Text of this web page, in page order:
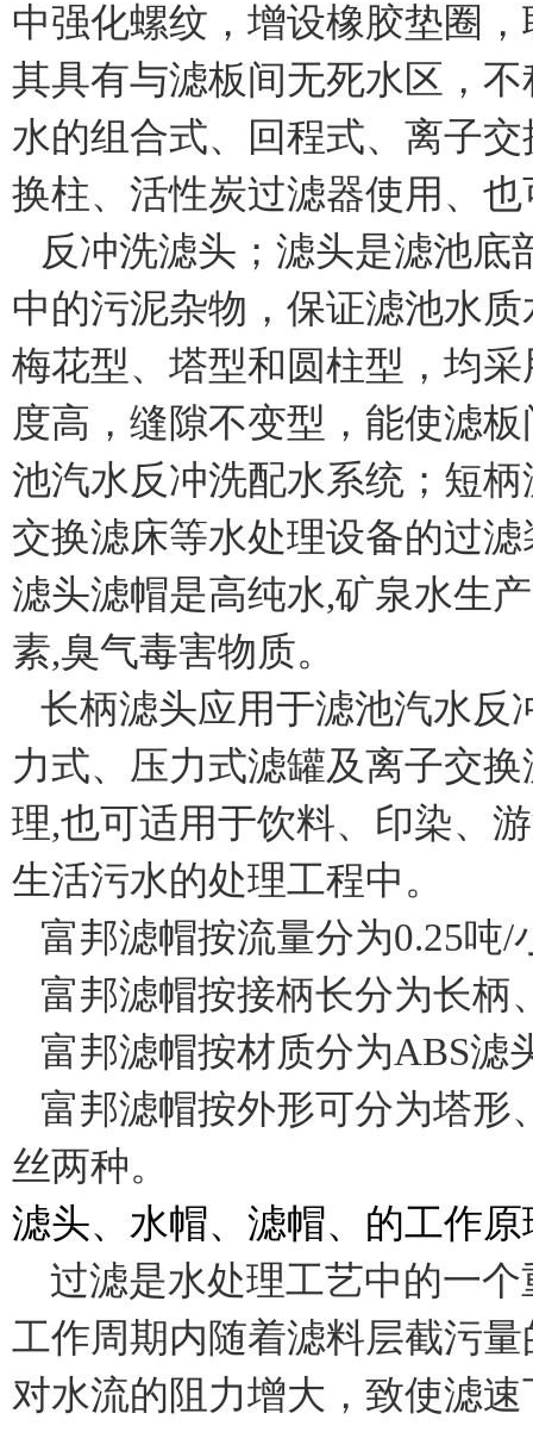
中强化螺纹，增设橡胶垫圈
其具有与滤板间无死水区，
水的组合式、回程式、离子
换柱、活性炭过滤器使用、
反冲洗滤头；滤头是滤池
中的污泥杂物，保证滤池水
梅花型、塔型和圆柱型，均采
度高，缝隙不变型，能使滤
池汽水反冲洗配水系统；短
交换滤床等水处理设备的过
滤头滤帽是高纯水,矿泉水生
素,臭气毒害物质。
长柄滤头应用于滤池汽水反
力式、压力式滤罐及离子交
理,也可适用于饮料、印染、
生活污水的处理工程中。
富邦滤帽按流量分为0.25吨/
富邦滤帽按接柄长分为长柄
富邦滤帽按材质分为ABS滤
富邦滤帽按外形可分为塔形
丝两种。
滤头、水帽、滤帽、的工作原
过滤是水处理工艺中的一
工作周期内随着滤料层截污
对水流的阻力增大，致使滤